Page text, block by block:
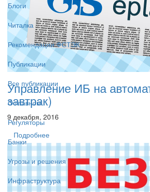
Блоги
Читалка
Рекомендации ФСТЭК
Публикации
Все публикации
О главном
Регуляторы
Банки
Угрозы и решения
Инфраструктура
Управление ИБ на
завтрак)
9 декабря, 2016
Подробнее